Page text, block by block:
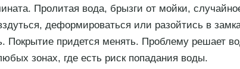
Пролитая вода, брызги от мойки,
деформироваться или разойтись в
Покрытие придется менять. Проблему решает
зонах, где есть риск попадания воды.